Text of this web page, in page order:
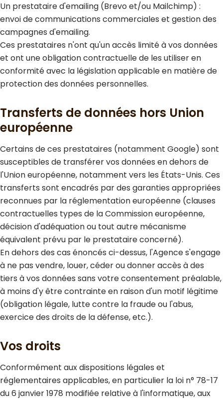
Un prestataire d'emailing (Brevo et/ou Mailchimp) :
envoi de communications commerciales et gestion des
campagnes d'emailing.
Ces prestataires n'ont qu'un accès limité à vos données
et ont une obligation contractuelle de les utiliser en
conformité avec la législation applicable en matière de
protection des données personnelles.
Transferts de données hors Union
européenne
Certains de ces prestataires (notamment Google) sont
susceptibles de transférer vos données en dehors de
l'Union européenne, notamment vers les États-Unis. Ces
transferts sont encadrés par des garanties appropriées
reconnues par la réglementation européenne (clauses
contractuelles types de la Commission européenne,
décision d'adéquation ou tout autre mécanisme
équivalent prévu par le prestataire concerné).
En dehors des cas énoncés ci-dessus, l'Agence s'engage
à ne pas vendre, louer, céder ou donner accès à des
tiers à vos données sans votre consentement préalable,
à moins d'y être contrainte en raison d'un motif légitime
(obligation légale, lutte contre la fraude ou l'abus,
exercice des droits de la défense, etc.).
Vos droits
Conformément aux dispositions légales et
réglementaires applicables, en particulier la loi n° 78-17
du 6 janvier 1978 modifiée relative à l'informatique, aux